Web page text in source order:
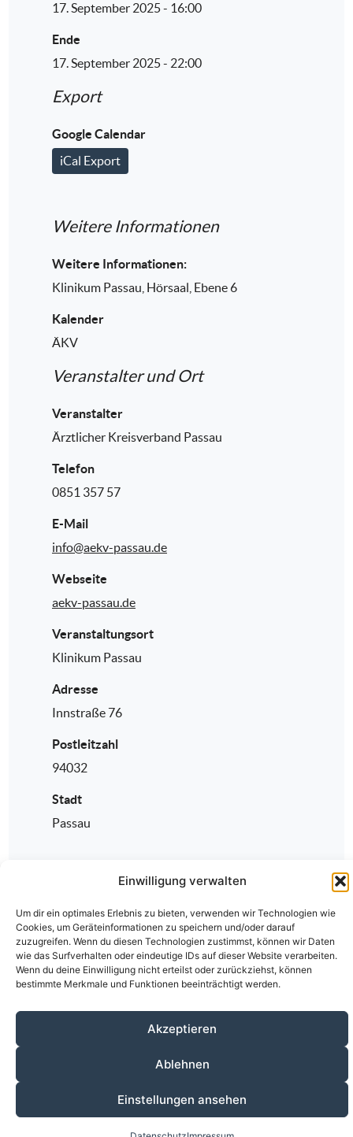
Einwilligung verwalten
Um dir ein optimales Erlebnis zu bieten, verwenden wir Technologien wie
Cookies, um Geräteinformationen zu speichern und/oder darauf
zuzugreifen. Wenn du diesen Technologien zustimmst, können wir Daten
wie das Surfverhalten oder eindeutige IDs auf dieser Website verarbeiten.
Wenn du deine Einwilligung nicht erteilst oder zurückziehst, können
bestimmte Merkmale und Funktionen beeinträchtigt werden.
Akzeptieren
Ablehnen
Einstellungen ansehen
17. September 2025 - 16:00
Ende
17. September 2025 - 22:00
Export
Google Calendar
iCal Export
Weitere Informationen
Weitere Informationen:
Klinikum Passau, Hörsaal, Ebene 6
Kalender
ÄKV
Veranstalter und Ort
Veranstalter
Ärztlicher Kreisverband Passau
Telefon
0851 357 57
E-Mail
info@aekv-passau.de
Webseite
aekv-passau.de
Veranstaltungsort
Klinikum Passau
Adresse
Innstraße 76
Postleitzahl
94032
Stadt
Passau
Anmeldung
alle Rechte vorbehalten.